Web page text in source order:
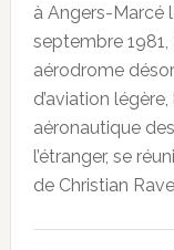
à Angers-Marcé
septembre
aérodrome
d’aviation
aéronautique
l’étranger, se
de Christian